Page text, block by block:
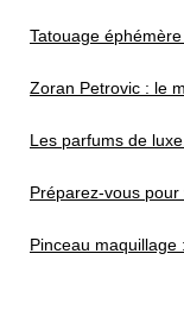
Tatouage éphémère
Zoran Petrovic : le
Les parfums de
Préparez-vous pour
Pinceau maquillage